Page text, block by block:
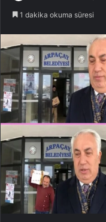
1 dakika okuma süresi